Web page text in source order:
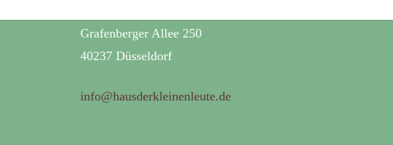
Grafenberger Allee 250
40237 Düsseldorf
info@hausderkleinenleute.de